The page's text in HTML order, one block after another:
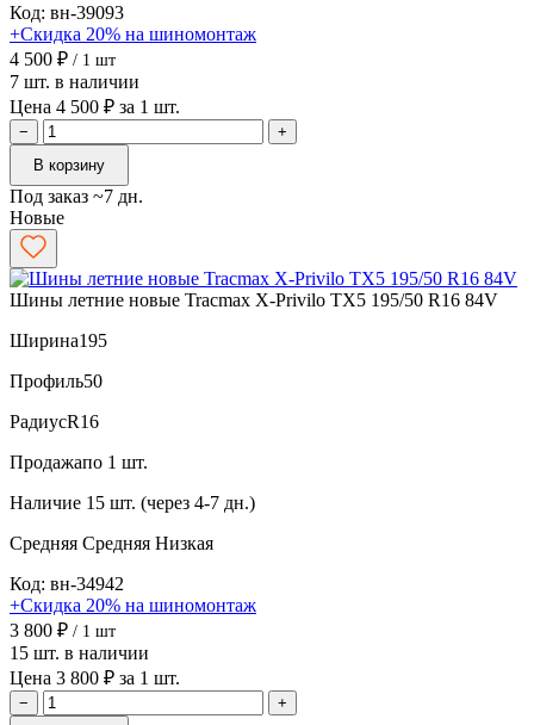
Код: вн-39093
+Скидка 20% на шиномонтаж
4 500 ₽ / 1 шт
7 шт. в наличии
Цена 4 500 ₽ за 1 шт.
−
+
В корзину
Под заказ ~7 дн.
Новые
Шины летние новые Tracmax X-Privilo TX5 195/50 R16 84V
Ширина195
Профиль50
РадиусR16
Продажапо 1 шт.
Наличие 15 шт. (через 4-7 дн.)
Средняя Средняя Низкая
Код: вн-34942
+Скидка 20% на шиномонтаж
3 800 ₽ / 1 шт
15 шт. в наличии
Цена 3 800 ₽ за 1 шт.
−
+